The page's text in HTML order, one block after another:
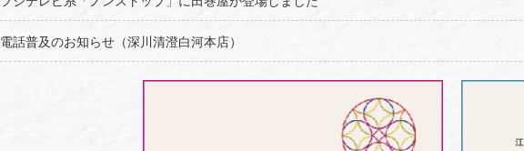
電話普及のお知らせ（深川清澄白河本店）